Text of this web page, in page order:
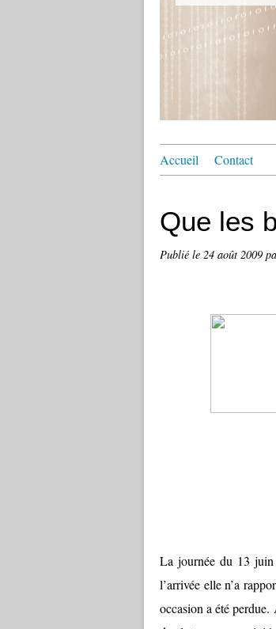
Accueil Contact
Que les
Publié le 24 août 2009
La journée du 13 juin
l’arrivée elle n’a
occasion a été